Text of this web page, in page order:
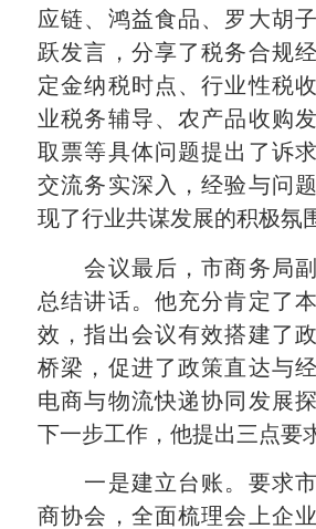
应链、鸿益食品、罗大胡
跃发言，分享了税务合规
定金纳税时点、行业性税
业税务辅导、农产品收购
取票等具体问题提出了诉
交流务实深入，经验与问
现了行业共谋发展的积极氛
会议最后，市商务局副
总结讲话。他充分肯定了
效，指出会议有效搭建了
桥梁，促进了政策直达与
电商与物流快递协同发展
下一步工作，他提出三点要
一是建立台账。要求市
商协会，全面梳理会上企